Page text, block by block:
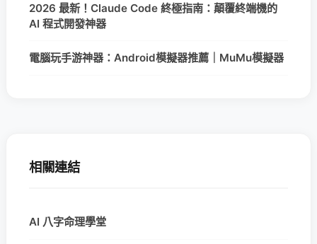
2026 最新！Claude Code 終極指南：顛覆終端機的
AI 程式開發神器
電腦玩手游神器：Android模擬器推薦｜MuMu模擬器
相關連結
AI 八字命理學堂